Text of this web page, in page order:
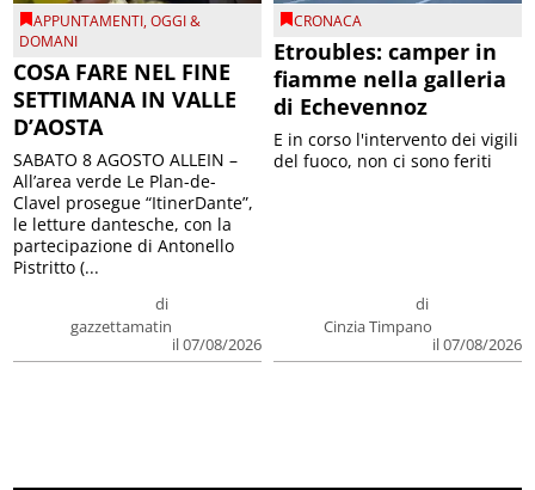
APPUNTAMENTI,OGGI &
DOMANI
COSA FARE NEL FINE
SETTIMANA IN VALLE
D’AOSTA
di
gazzettamatin
il 07/08/2026
SABATO 8 AGOSTO ALLEIN –
All’area verde Le Plan-de-
Clavel prosegue “ItinerDante”,
le letture dantesche, con la
partecipazione di Antonello
Pistritto (...
CRONACA
Etroubles: camper in
fiamme nella galleria
di Echevennoz
di
Cinzia Timpano
il 07/08/2026
E in corso l'intervento dei vigili
del fuoco, non ci sono feriti